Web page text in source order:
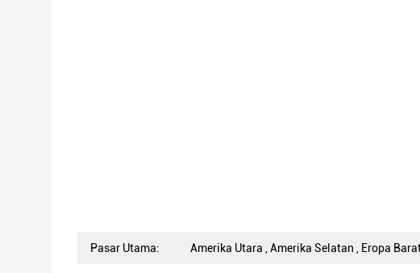
Pasar Utama: Amerika Utara , Amerika Selatan , Eropa